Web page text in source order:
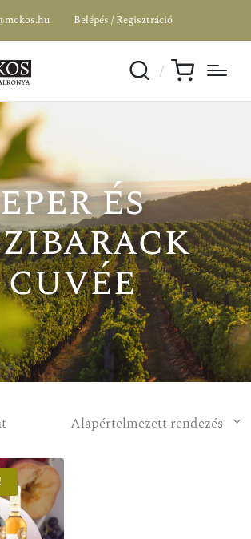
Belépés / Regisztráció
eper és
cuvée
Alapértelmezett rendezés
AKCIÓ